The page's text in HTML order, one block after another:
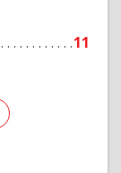
11